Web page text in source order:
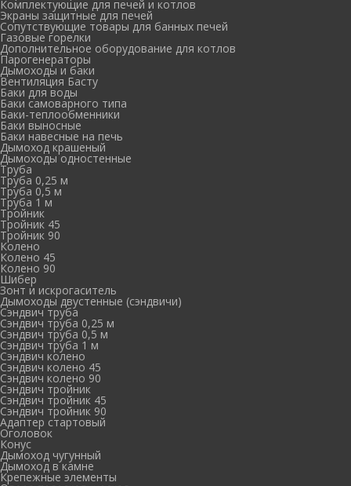
Комплектующие для печей и котлов
Экраны защитные для печей
Сопутствующие товары для банных печей
Газовые горелки
Дополнительное оборудование для котлов
Парогенераторы
Дымоходы и баки
Вентиляция Басту
Баки для воды
Баки самоварного типа
Баки-теплообменники
Баки выносные
Баки навесные на печь
Дымоход крашеный
Дымоходы одностенные
Труба
Труба 0,25 м
Труба 0,5 м
Труба 1 м
Тройник
Тройник 45
Тройник 90
Колено
Колено 45
Колено 90
Шибер
Зонт и искрогаситель
Дымоходы двустенные (сэндвичи)
Сэндвич труба
Сэндвич труба 0,25 м
Сэндвич труба 0,5 м
Сэндвич труба 1 м
Сэндвич колено
Сэндвич колено 45
Сэндвич колено 90
Сэндвич тройник
Сэндвич тройник 45
Сэндвич тройник 90
Адаптер стартовый
Оголовок
Конус
Дымоход чугунный
Дымоход в камне
Крепежные элементы